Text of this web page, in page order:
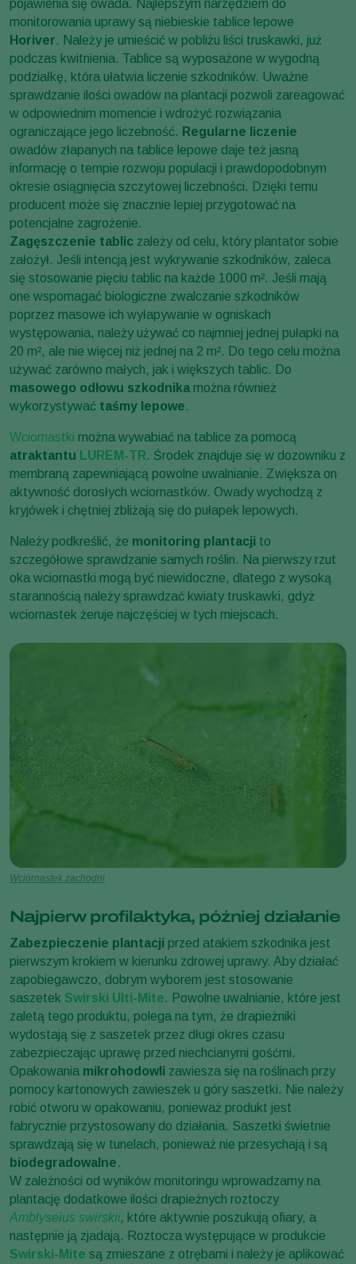
pojawienia się owada. Najlepszym narzędziem do
monitorowania uprawy są niebieskie tablice lepowe
Horiver. Należy je umieścić w pobliżu liści truskawki, już
podczas kwitnienia. Tablice są wyposażone w wygodną
podziałkę, która ułatwia liczenie szkodników. Uważne
sprawdzanie ilości owadów na plantacji pozwoli zareagować
w odpowiednim momencie i wdrożyć rozwiązania
ograniczające jego liczebność. Regularne liczenie
owadów złapanych na tablice lepowe daje też jasną
informację o tempie rozwoju populacji i prawdopodobnym
okresie osiągnięcia szczytowej liczebności. Dzięki temu
producent może się znacznie lepiej przygotować na
potencjalne zagrożenie.
Zagęszczenie tablic zależy od celu, który plantator sobie
założył. Jeśli intencją jest wykrywanie szkodników, zaleca
się stosowanie pięciu tablic na każde 1000 m². Jeśli mają
one wspomagać biologiczne zwalczanie szkodników
poprzez masowe ich wyłapywanie w ogniskach
występowania, należy używać co najmniej jednej pułapki na
20 m², ale nie więcej niż jednej na 2 m². Do tego celu można
używać zarówno małych, jak i większych tablic. Do
masowego odłowu szkodnika można również
wykorzystywać taśmy lepowe.
Wciornastki można wywabiać na tablice za pomocą
atraktantu LUREM-TR. Środek znajduje się w dozowniku z
membraną zapewniającą powolne uwalnianie. Zwiększa on
aktywność dorosłych wciornastków. Owady wychodzą z
kryjówek i chętniej zbliżają się do pułapek lepowych.
Należy podkreślić, że monitoring plantacji to
szczegółowe sprawdzanie samych roślin. Na pierwszy rzut
oka wciornastki mogą być niewidoczne, dlatego z wysoką
starannością należy sprawdzać kwiaty truskawki, gdyż
wciornastek żeruje najczęściej w tych miejscach.
Wciornastek zachodni
Najpierw profilaktyka, później działanie
Zabezpieczenie plantacji przed atakiem szkodnika jest
pierwszym krokiem w kierunku zdrowej uprawy. Aby działać
zapobiegawczo, dobrym wyborem jest stosowanie
saszetek Swirski Ulti-Mite. Powolne uwalnianie, które jest
zaletą tego produktu, polega na tym, że drapieżniki
wydostają się z saszetek przez długi okres czasu
zabezpieczając uprawę przed niechcianymi gośćmi.
Opakowania mikrohodowli zawiesza się na roślinach przy
pomocy kartonowych zawieszek u góry saszetki. Nie należy
robić otworu w opakowaniu, ponieważ produkt jest
fabrycznie przystosowany do działania. Saszetki świetnie
sprawdzają się w tunelach, ponieważ nie przesychają i są
biodegradowalne.
W zależności od wyników monitoringu wprowadzamy na
plantację dodatkowe ilości drapieżnych roztoczy
Amblyseius swirskii, które aktywnie poszukują ofiary, a
następnie ją zjadają. Roztocza występujące w produkcie
Swirski-Mite są zmieszane z otrębami i należy je aplikować